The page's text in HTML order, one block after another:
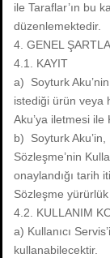
ile Taraflar’ın bu
düzenlemektedir.
4. GENEL
4.1. KAYIT
a) Soyturk Aku’nin
istediği ürün veya
Aku’ya iletmesi ile
b) Soyturk Aku’in,
Sözleşme’nin
onaylandığı tarih
Sözleşme
4.2. KULLANIM
a) Kullanıcı
kullanabilecektir.